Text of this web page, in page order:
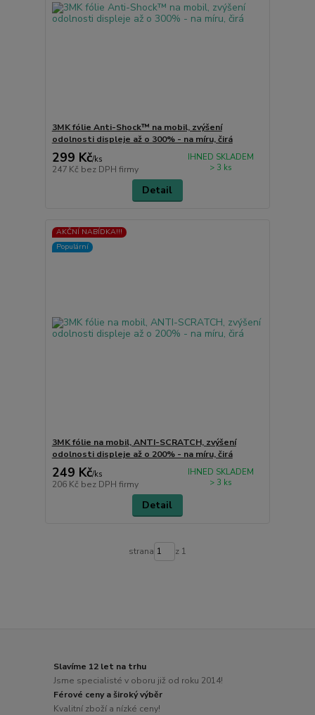
3MK fólie Anti-Shock™ na mobil, zvýšení
odolnosti displeje až o 300% - na míru, čirá
299 Kč/ks
247 Kč bez DPH firmy
IHNED SKLADEM
> 3 ks
Detail
AKČNÍ NABÍDKA!!!
Populární
3MK fólie na mobil, ANTI-SCRATCH, zvýšení
odolnosti displeje až o 200% - na míru, čirá
249 Kč/ks
206 Kč bez DPH firmy
IHNED SKLADEM
> 3 ks
Detail
strana z 1
Slavíme 12 let na trhu
Jsme specialisté v oboru již od roku 2014!
Férové ceny a široký výběr
Kvalitní zboží a nízké ceny!